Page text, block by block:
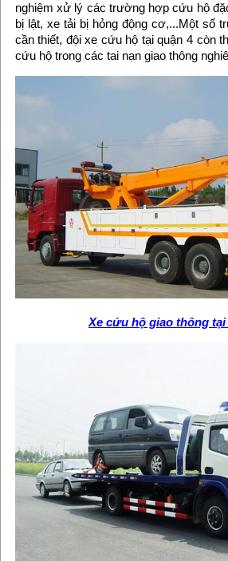
nghiệm xử lý các trường hợp cứu hộ
bị lật, xe tải bị hỏng động cơ,...Một số
cần thiết, đội xe cứu hộ tại quận 4 còn
cứu hộ trong các tai nạn giao thông
Xe cứu hộ giao thông tại